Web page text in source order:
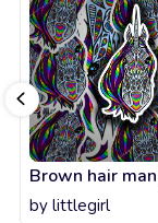
by littlegirl